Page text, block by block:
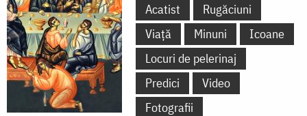
Acatist
Rugăciuni
Viață
Minuni
Icoane
Locuri de pelerinaj
Predici
Video
Fotografii